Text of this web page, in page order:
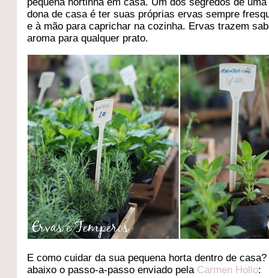
dona de casa é ter suas próprias ervas sempre
e à mão para caprichar na cozinha. Ervas trazem
aroma para qualquer prato.
E como cuidar da sua pequena horta dentro de casa?
abaixo o passo-a-passo enviado pela Carmen Hollo: